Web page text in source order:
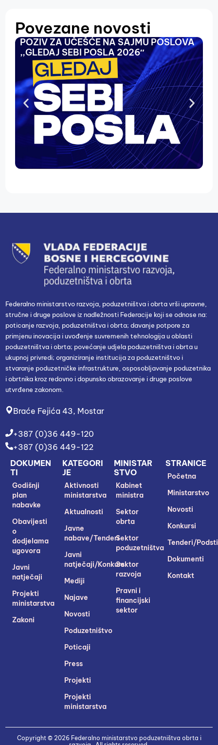
Povezane novosti
POZIV ZA UČEŠĆE NA SAJMU POSLOVA
,,GLEDAJ SEBI POSLA 2026″
Federalno ministarstvo razvoja, poduzetništva i obrta vrši upravne,
stručne i druge poslove iz nadležnosti Federacije koji se odnose na:
poticanje razvoja, poduzetništva i obrta; davanje potpore za
primjenu inovacija i uvođenje suvremenih tehnologija u oblasti
poduzetništva i obrta; povećanje udjela poduzetništva i obrta u
ukupnoj privredi; organiziranje institucija za poduzetništvo i
stvaranje poduzetničke infrastrukture, osposobljavanje poduzetnika
i obrtnika kroz redovno i dopunsko obrazovanje i druge poslove
utvrđene zakonom.
Braće Fejića 43, Mostar
+387 (0)36 449-120
+387 (0)36 449-122
STRANICE
Početna
Ministarstvo
Novosti
Konkursi
Tenderi/
Dokumenti
Kontakt
MINISTAR
STVO
Kabinet
ministra
Sektor
obrta
Sektor
poduzetništva
Sektor
razvoja
Pravni i
financijski
sektor
KATEGORI
JE
Aktivnosti
ministarstva
Aktualnosti
Javne
nabave/Tenderi
Javni
natječaji/Konkursi
Mediji
Najave
Novosti
Poduzetništvo
Poticaji
Press
Projekti
Projekti
ministarstva
DOKUMEN
TI
Godišnji
plan
nabavke
Obavijesti
o
dodjelama
ugovora
Javni
natječaji
Projekti
ministarstva
Zakoni
Copyright © 2026 Federalno ministarstvo poduzetništva obrta i